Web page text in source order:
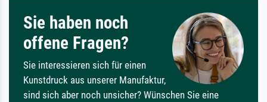
Sie haben noch
offene Fragen?
Sie interessieren sich für einen
Kunstdruck aus unserer Manufaktur,
sind sich aber noch unsicher? Wünschen Sie eine